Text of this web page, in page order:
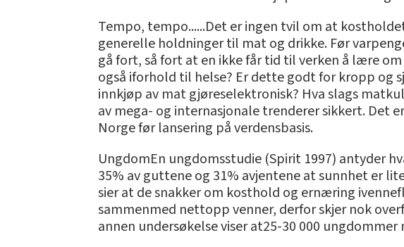
Tempo, tempo......Det er ingen tvil om at
generelle holdninger til mat og drikke. Før
gå fort, så fort at en ikke får tid til verken å lære
også iforhold til helse? Er dette godt for kropp og
innkjøp av mat gjøreselektronisk? Hva slags
av mega- og internasjonale trenderer sikkert. Det
Norge før lansering på verdensbasis.
UngdomEn ungdomsstudie (Spirit 1997) antyder
35% av guttene og 31% avjentene at sunnhet er
sier at de snakker om kosthold og ernæring
sammenmed nettopp venner, derfor skjer nok
annen undersøkelse viser at25-30 000